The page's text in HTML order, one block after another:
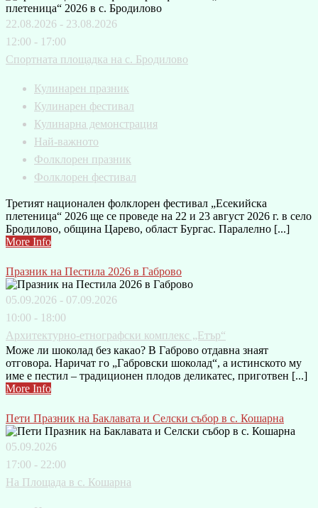
22.08.2026 - 23.08.2026
12:00 - 17:00
Спортната площадка на с. Бродилово
Кулинарен празник
Кулинарен фестивал
Кулинарна демонстрация
Най-важното
Фолклорен празник
Фолклорен фестивал
Третият национален фолклорен фестивал „Есекийска
плетеница“ 2026 ще се проведе на 22 и 23 август 2026 г. в село
Бродилово, община Царево, област Бургас. Паралелно [...]
More Info
Празник на Пестила 2026 в Габрово
05.09.2026 - 07.09.2026
10:00 - 18:00
Архитектурно-етнографски комплекс „Етър“
Може ли шоколад без какао? В Габрово отдавна знаят
отговора. Наричат го „Габровски шоколад“, а истинското му
име е пестил – традиционен плодов деликатес, приготвен [...]
More Info
Пети Празник на Баклавата и Селски събор в с. Кошарна
05.09.2026
17:00 - 22:00
На Площада в с. Кошарна